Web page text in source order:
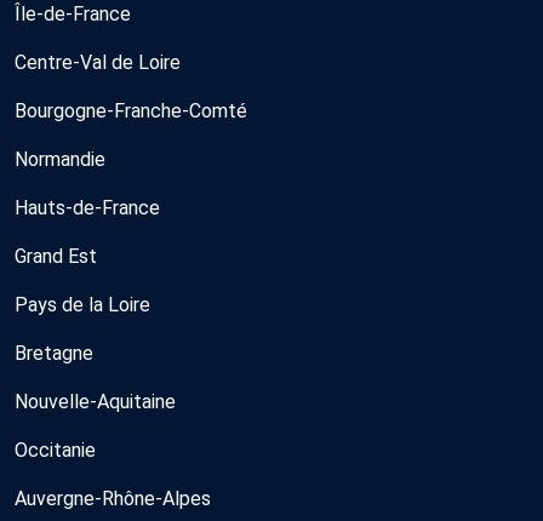
Île-de-France
Centre-Val de Loire
Bourgogne-Franche-Comté
Normandie
Hauts-de-France
Grand Est
Pays de la Loire
Bretagne
Nouvelle-Aquitaine
Occitanie
Auvergne-Rhône-Alpes